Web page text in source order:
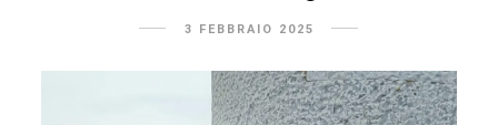
3 FEBBRAIO 2025